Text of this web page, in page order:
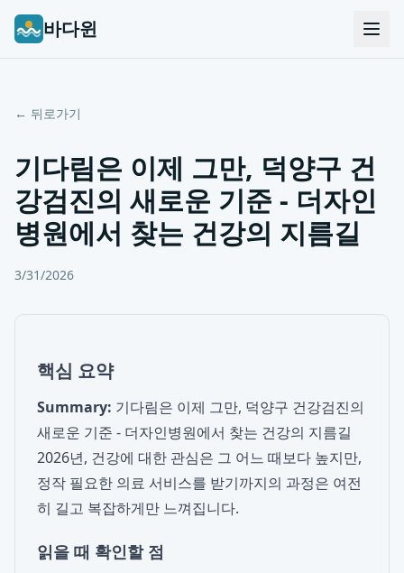
바다윈
← 뒤로가기
기다림은 이제 그만, 덕양구 건
강검진의 새로운 기준 - 더자인
병원에서 찾는 건강의 지름길
3/31/2026
핵심 요약
Summary: 기다림은 이제 그만, 덕양구 건강검진의
새로운 기준 - 더자인병원에서 찾는 건강의 지름길
2026년, 건강에 대한 관심은 그 어느 때보다 높지만,
정작 필요한 의료 서비스를 받기까지의 과정은 여전
히 길고 복잡하게만 느껴집니다.
읽을 때 확인할 점